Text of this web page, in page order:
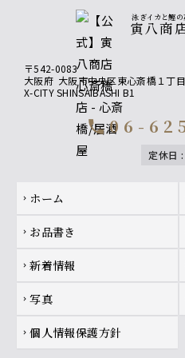
えます）
【コースのカツオでは物足
カツオ増量⇒1300円（お一
ます）
【もう一品何か欲しい…そん
お料理の追加なども承ります。
＊詳しくお好みを伺いたい
とスムーズです！
泳ぎイカと鰹
寅八商
〒542-0083
大阪府 大阪市中央区東心斎橋１丁
X-CITY SHINSAIBASHI B1
call 06-
定休日 :
Footer navigation
chevron_right ホーム
chevron_right お品書き
chevron_right 新着情報
chevron_right 写真
chevron_right 個人情報保護方針